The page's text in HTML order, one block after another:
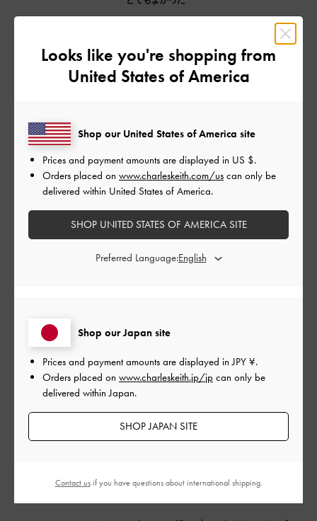
このレビューは役に立ちましたか？
ご利用者様
大きくて良いけどストラップが
取れやすい
サイズ: その他（シューズ以外） |
普通
品質
よかった
もっと見る
2025-12-06
Looks like you're shopping from
United States of America
Shop our Japan site
Prices and payment amounts are displayed inJPY ¥.
Orders placed on www.charleskeith.jp/jp can only be
delivered within Japan.
SHOP JAPAN SITE
Shop our United States of America site
Prices and payment amounts are displayed in US $.
Orders placed on www.charleskeith.com/us can only be
delivered within United States of America.
SHOP UNITED STATES OF AMERICA SITE
Preferred Language:
Contact usif you have questions about international shipping.